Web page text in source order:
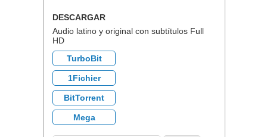
DESCARGAR
Audio latino y original con subtítulos Full
HD
TurboBit
1Fichier
BitTorrent
Mega